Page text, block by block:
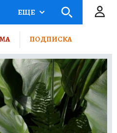
ЕЩЕ
ПОДПИСКА